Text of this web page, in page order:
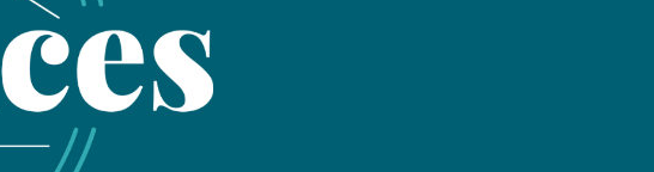
Laisser place à l'humain
49 avenue de Wagram